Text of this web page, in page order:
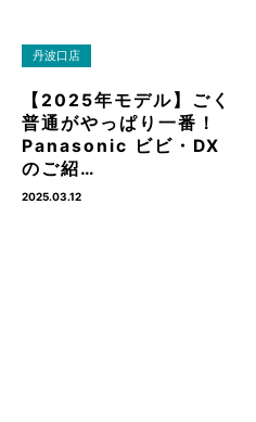
丹波口店
【2025年モデル】ごく
普通がやっぱり一番！
Panasonic ビビ・DX
のご紹…
2025.03.12